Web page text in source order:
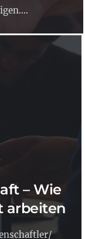
– Wie
arbeiten